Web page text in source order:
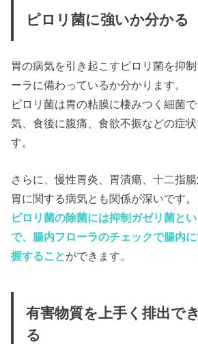
ピロリ菌に強いか分かる
胃の病気を引き起こすピロリ菌を抑
ーラに備わっているか分かります。
ピロリ菌は胃の粘膜に棲みつく細菌
気、食後に腹痛、食欲不振などの症
す。
さらに、慢性胃炎、胃潰瘍、十二指
胃に関する病気とも関係が深いです。
ピロリ菌の除菌には抑制ガゼリ菌と
で、腸内フローラのチェックで腸内
握することができます。
有害物質を上手く排出で
る